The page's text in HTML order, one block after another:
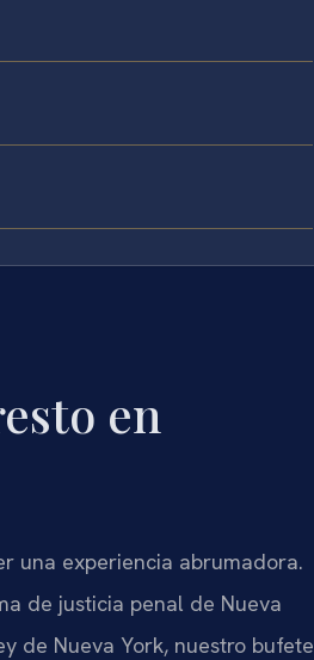
en
una experiencia abrumadora.
de justicia penal de Nueva
de Nueva York, nuestro bufete